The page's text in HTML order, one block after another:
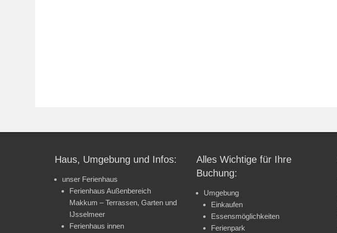
Haus, Umgebung und Infos:
unser Ferienhaus
Ferienhaus Außenbereich
Makkum – Terrassen, Garten und
IJsselmeer
Ferienhaus innen
Alles Wichtige für Ihre
Buchung:
Umgebung
Einkaufen
Essensmöglichkeiten
Ferienpark